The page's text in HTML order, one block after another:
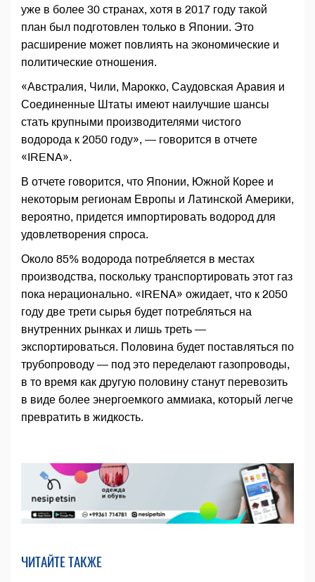
уже в более 30 странах, хотя в 2017 году такой
план был подготовлен только в Японии. Это
расширение может повлиять на экономические и
политические отношения.
«Австралия, Чили, Марокко, Саудовская Аравия и
Соединенные Штаты имеют наилучшие шансы
стать крупными производителями чистого
водорода к 2050 году», — говорится в отчете
«IRENA».
В отчете говорится, что Японии, Южной Корее и
некоторым регионам Европы и Латинской Америки,
вероятно, придется импортировать водород для
удовлетворения спроса.
Около 85% водорода потребляется в местах
производства, поскольку транспортировать этот газ
пока нерационально. «IRENA» ожидает, что к 2050
году две трети сырья будет потребляться на
внутренних рынках и лишь треть —
экспортироваться. Половина будет поставляться по
трубопроводу — под это переделают газопроводы,
в то время как другую половину станут перевозить
в виде более энергоемкого аммиака, который легче
превратить в жидкость.
ЧИТАЙТЕ ТАКЖЕ